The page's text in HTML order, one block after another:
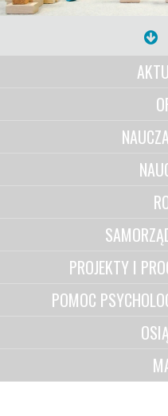
PROJEKTY I
POMOC